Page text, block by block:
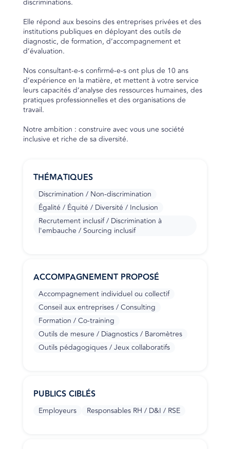
discriminations.
Elle répond aux besoins des entreprises privées et des
institutions publiques en déployant des outils de
diagnostic, de formation, d’accompagnement et
d’évaluation.
Nos consultant-e-s confirmé-e-s ont plus de 10 ans
d’expérience en la matière, et mettent à votre service
leurs capacités d’analyse des ressources humaines, des
pratiques professionnelles et des organisations de
travail.
Notre ambition : construire avec vous une société
inclusive et riche de sa diversité.
THÉMATIQUES
Discrimination / Non-discrimination
Égalité / Équité / Diversité / Inclusion
Recrutement inclusif / Discrimination à
l'embauche / Sourcing inclusif
ACCOMPAGNEMENT PROPOSÉ
Accompagnement individuel ou collectif
Conseil aux entreprises / Consulting
Formation / Co-training
Outils de mesure / Diagnostics / Baromètres
Outils pédagogiques / Jeux collaboratifs
PUBLICS CIBLÉS
Employeurs Responsables RH / D&I / RSE